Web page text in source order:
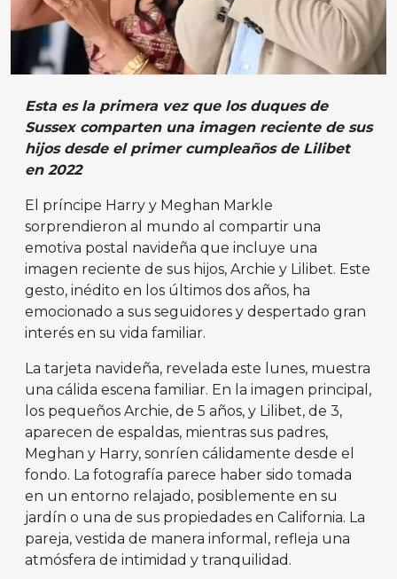
Esta es la primera vez que los duques de
Sussex comparten una imagen reciente de sus
hijos desde el primer cumpleaños de Lilibet
en 2022
El príncipe Harry y Meghan Markle
sorprendieron al mundo al compartir una
emotiva postal navideña que incluye una
imagen reciente de sus hijos, Archie y Lilibet. Este
gesto, inédito en los últimos dos años, ha
emocionado a sus seguidores y despertado gran
interés en su vida familiar.
La tarjeta navideña, revelada este lunes, muestra
una cálida escena familiar. En la imagen principal,
los pequeños Archie, de 5 años, y Lilibet, de 3,
aparecen de espaldas, mientras sus padres,
Meghan y Harry, sonríen cálidamente desde el
fondo. La fotografía parece haber sido tomada
en un entorno relajado, posiblemente en su
jardín o una de sus propiedades en California. La
pareja, vestida de manera informal, refleja una
atmósfera de intimidad y tranquilidad.